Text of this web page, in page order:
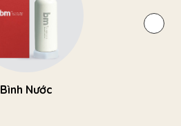
Bình Nước